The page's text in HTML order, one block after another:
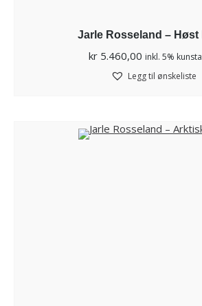
Jarle Rosseland – Høst
kr 5.460,00 inkl. 5%
Legg til ønskeliste